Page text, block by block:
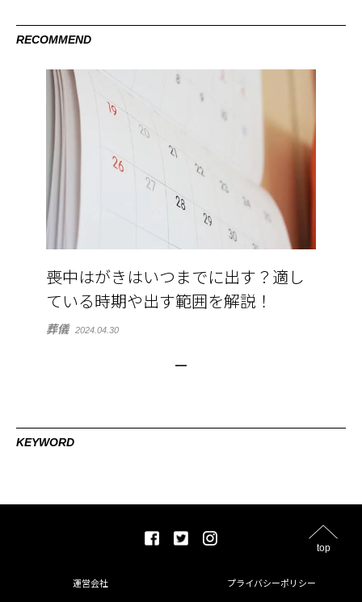
RECOMMEND
喪中はがきはいつまでに出す？適し
ている時期や出す範囲を解説！
葬儀 2024.04.30
KEYWORD
top
運営会社 プライバシーポリシー